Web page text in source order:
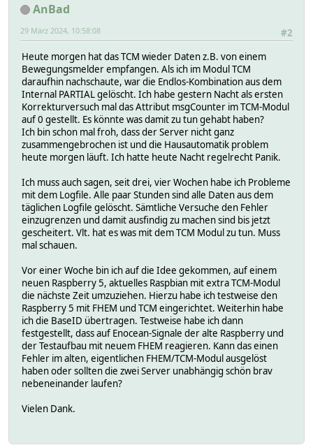
AnBad
#2
29 März 2024, 10:58:08
Heute morgen hat das TCM wieder Daten z.B. von einem
Bewegungsmelder empfangen. Als ich im Modul TCM
daraufhin nachschaute, war die Endlos-Kombination aus dem
Internal PARTIAL gelöscht. Ich habe gestern Nacht als ersten
Korrekturversuch mal das Attribut msgCounter im TCM-Modul
auf 0 gestellt. Es könnte was damit zu tun gehabt haben?
Ich bin schon mal froh, dass der Server nicht ganz
zusammengebrochen ist und die Hausautomatik problem
heute morgen läuft. Ich hatte heute Nacht regelrecht Panik.
Ich muss auch sagen, seit drei, vier Wochen habe ich Probleme
mit dem Logfile. Alle paar Stunden sind alle Daten aus dem
täglichen Logfile gelöscht. Sämtliche Versuche den Fehler
einzugrenzen und damit ausfindig zu machen sind bis jetzt
gescheitert. Vlt. hat es was mit dem TCM Modul zu tun. Muss
mal schauen.
Vor einer Woche bin ich auf die Idee gekommen, auf einem
neuen Raspberry 5, aktuelles Raspbian mit extra TCM-Modul
die nächste Zeit umzuziehen. Hierzu habe ich testweise den
Raspberry 5 mit FHEM und TCM eingerichtet. Weiterhin habe
ich die BaseID übertragen. Testweise habe ich dann
festgestellt, dass auf Enocean-Signale der alte Raspberry und
der Testaufbau mit neuem FHEM reagieren. Kann das einen
Fehler im alten, eigentlichen FHEM/TCM-Modul ausgelöst
haben oder sollten die zwei Server unabhängig schön brav
nebeneinander laufen?
Vielen Dank.